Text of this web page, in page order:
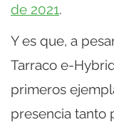
de 2021.
Y es que, a
Tarraco e-
primeros
presencia tanto